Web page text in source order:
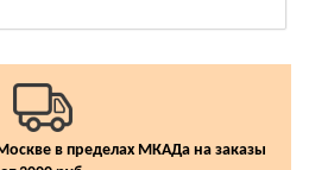
в пределах МКАДа на заказы